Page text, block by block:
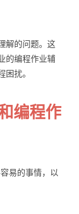
解的问题。这
的编程作业辅
扰。
编程作
易的事情，以